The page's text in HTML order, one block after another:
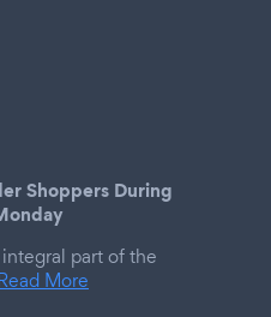
Shoppers During
part of the
More